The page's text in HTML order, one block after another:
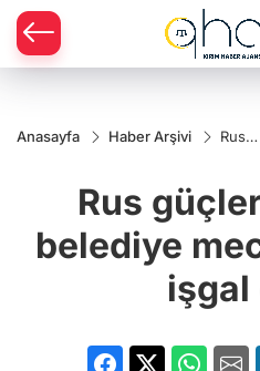
Anasayfa Haber Arşivi
Rus
meclisi
işgal
etti!
Rus
belediye